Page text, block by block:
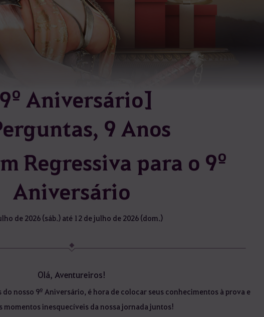
Aniversário]
9 Anos
Regressiva para o 9º
Aniversário
de 2026 (sáb.) até 12 de julho de 2026 (dom.)
Olá, Aventureiros!
nosso 9º Aniversário, é hora de colocar seus conhecimentos à prova e
momentos inesquecíveis da nossa jornada juntos!